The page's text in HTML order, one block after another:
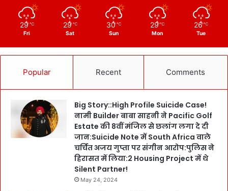
29 ℃
Fri
29 ℃
Sat
30 ℃
Sun
29 ℃
Mon
26 ℃
Tue
Popular Recent Comments
Big Story::High Profile Suicide Case!
नामी Builder बाबा साहनी ने Pacific Golf
Estate की 8वीं मंजिल से छलांग लगा दे दी
जान:Suicide Note में South Africa वाले
चर्चित अजय गुप्ता पर संगीन आरोप:पुलिस ने
हिरासत में लिया:2 Housing Project में थे
Silent Partner!
May 24, 2024